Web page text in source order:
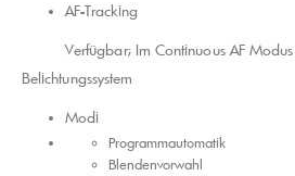
AF-Tracking
Verfügbar; Im Continuous AF
Belichtungssystem
Modi
Programmautomatik
Blendenvorwahl